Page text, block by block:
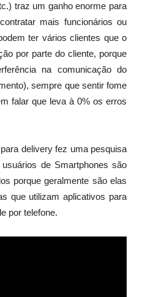
traz um ganho enorme para
mais funcionários ou
ter vários clientes que o
por parte do cliente, porque
na comunicação do
sempre que sentir fome
falar que leva à 0% os erros
delivery fez uma pesquisa
de Smartphones são
porque geralmente são elas
que utilizam aplicativos para
por telefone.